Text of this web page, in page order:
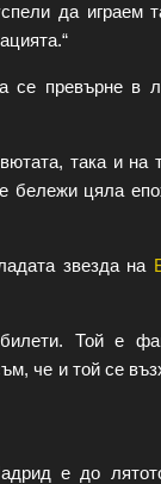
да играем
се превърне в
така и на
бележи цяла
звезда на
Той е
че и той се
е до